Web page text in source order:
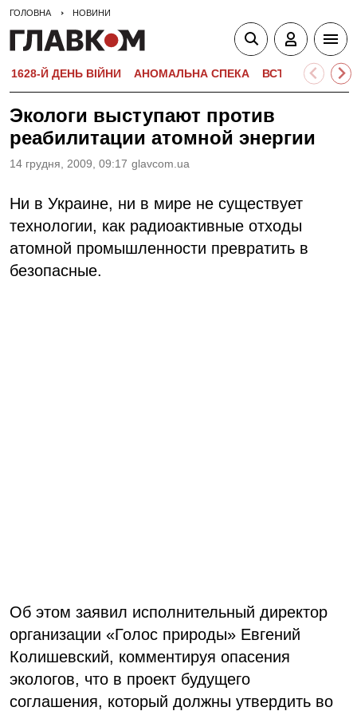
ГОЛОВНА НОВИНИ
1628-Й ДЕНЬ ВІЙНИ АНОМАЛЬНА СПЕКА ВСТУПНА
Экологи выступают против
реабилитации атомной энергии
14 грудня, 2009, 09:17 glavcom.ua
Ни в Украине, ни в мире не существует
технологии, как радиоактивные отходы
атомной промышленности превратить в
безопасные.
Об этом заявил исполнительный директор
организации «Голос природы» Евгений
Колишевский, комментируя опасения
экологов, что в проект будущего
соглашения, который должны утвердить во